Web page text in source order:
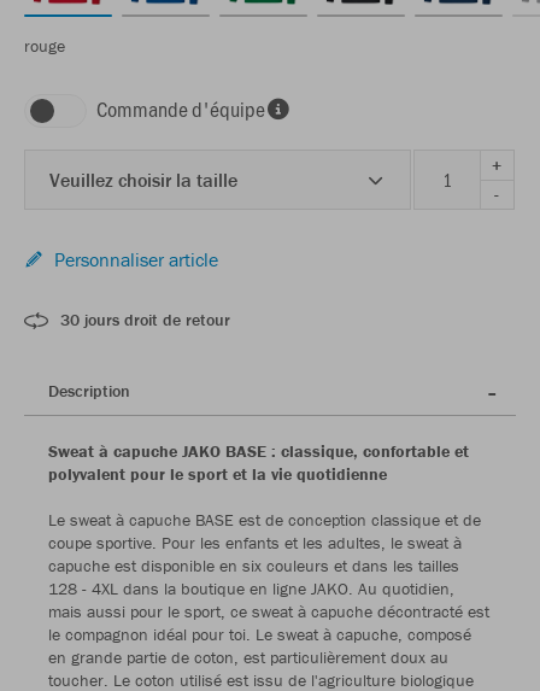
rouge
Commande d'équipe
Veuillez choisir la taille
+
-
Personnaliser article
30 jours droit de retour
Description
Sweat à capuche JAKO BASE : classique, confortable et
polyvalent pour le sport et la vie quotidienne
Le sweat à capuche BASE est de conception classique et de
coupe sportive. Pour les enfants et les adultes, le sweat à
capuche est disponible en six couleurs et dans les tailles
128 - 4XL dans la boutique en ligne JAKO. Au quotidien,
mais aussi pour le sport, ce sweat à capuche décontracté est
le compagnon idéal pour toi. Le sweat à capuche, composé
en grande partie de coton, est particulièrement doux au
toucher. Le coton utilisé est issu de l'agriculture biologique